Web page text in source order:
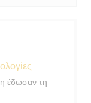
έδωσαν τη